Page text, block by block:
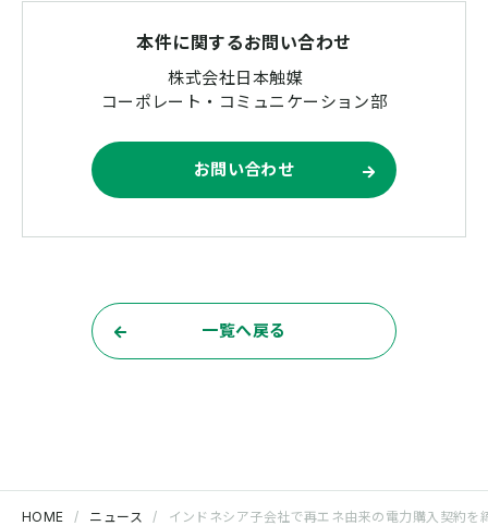
HOME ニュース インドネシア子会社で再エネ由来の電力購入契約
本件に関するお問い合わせ
株式会社日本触媒
コーポレート・コミュニケーション部
お問い合わせ
一覧へ戻る